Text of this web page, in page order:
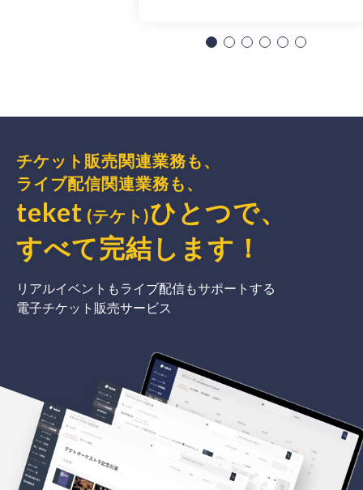
チケット販売関連業務も、
ライブ配信関連業務も、
teket (テケト)ひとつで、
すべて完結 します ！
リアルイベントもライブ配信もサポートする
電子チケット販売サービス